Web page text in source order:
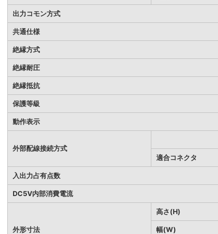
出力コモン方式
共通仕様
絶縁方式
絶縁耐圧
絶縁抵抗
保護等級
動作表示
外部配線接続方式
適合コネクタ
入出力占有点数
DC5V内部消費電流
外形寸法
高さ(H)
幅(W)